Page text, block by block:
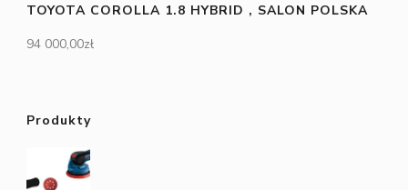
TOYOTA COROLLA 1.8 HYBRID , SALON POLSKA
94 000,00zł
Produkty